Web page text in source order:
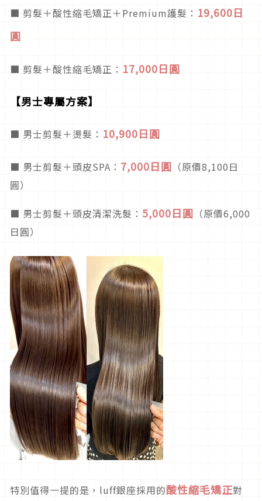
■ 剪髮＋酸性縮毛矯正＋Premium護髮： 19,600日
圓
■ 剪髮＋酸性縮毛矯正： 17,000日圓
【男士專屬方案】
■ 男士剪髮＋燙髮： 10,900日圓
■ 男士剪髮＋頭皮SPA： 7,000日圓 （原價8,100日
圓）
■ 男士剪髮＋頭皮清潔洗髮： 5,000日圓 （原價6,000
日圓）
特別值得一提的是，luff銀座採用的酸性縮毛矯正對